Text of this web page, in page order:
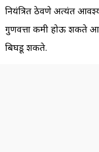
नियंत्रित ठेवणे अत्यंत
गुणवत्ता कमी होऊ शकते
बिघडू शकते.